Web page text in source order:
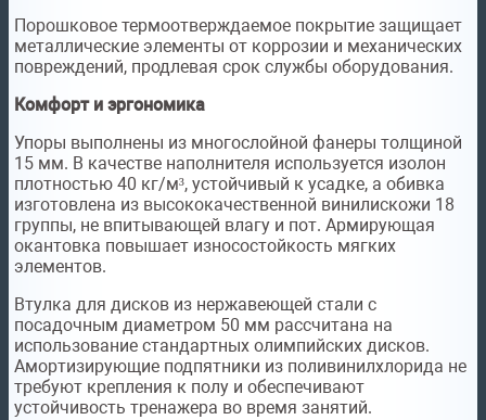
Порошковое термоотверждаемое покрытие защищает
металлические элементы от коррозии и механических
повреждений, продлевая срок службы оборудования.
Комфорт и эргономика
Упоры выполнены из многослойной фанеры толщиной
15 мм. В качестве наполнителя используется изолон
плотностью 40 кг/м³, устойчивый к усадке, а обивка
изготовлена из высококачественной винилискожи 18
группы, не впитывающей влагу и пот. Армирующая
окантовка повышает износостойкость мягких
элементов.
Втулка для дисков из нержавеющей стали с
посадочным диаметром 50 мм рассчитана на
использование стандартных олимпийских дисков.
Амортизирующие подпятники из поливинилхлорида не
требуют крепления к полу и обеспечивают
устойчивость тренажера во время занятий.